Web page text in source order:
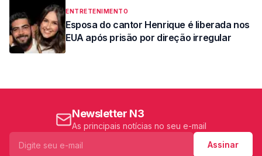
ENTRETENIMENTO
Esposa do cantor Henrique é liberada nos
EUA após prisão por direção irregular
Newsletter N3
As principais notícias no seu e-mail
Assinar